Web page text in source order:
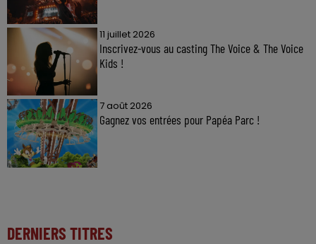
11 juillet 2026
Inscrivez-vous au casting The Voice & The Voice
Kids !
7 août 2026
Gagnez vos entrées pour Papéa Parc !
DERNIERS TITRES